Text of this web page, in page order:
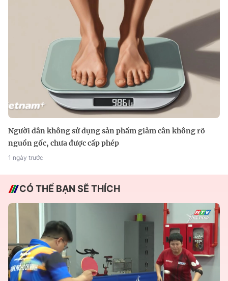
Người dân không sử dụng sản phẩm giảm cân không rõ
nguồn gốc, chưa được cấp phép
1 ngày trước
CÓ THỂ BẠN SẼ THÍCH